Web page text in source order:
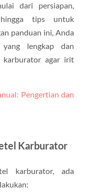
dari persiapan,
hingga tips untuk
panduan ini, Anda
lengkap dan
karburator agar irit
Pengertian dan
Karburator
karburator, ada